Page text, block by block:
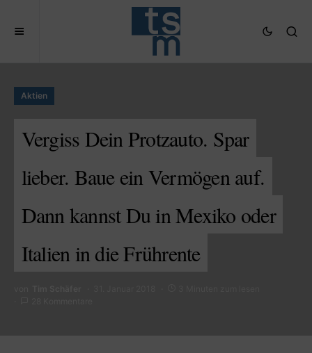
Aktien
Vergiss Dein Protzauto. Spar
lieber. Baue ein Vermögen auf.
Dann kannst Du in Mexiko oder
Italien in die Frührente